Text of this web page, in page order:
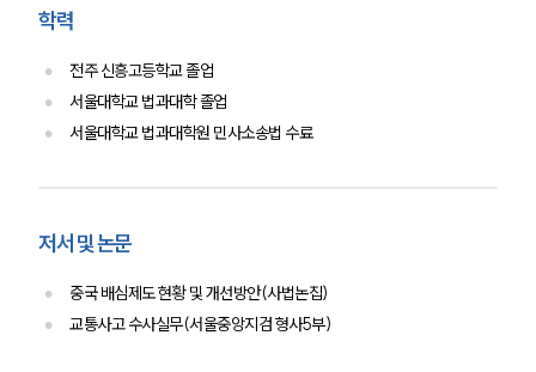
학력
전주 신흥고등학교 졸업
서울대학교 법과대학 졸업
서울대학교 법과대학원 민사소송법 수료
저서 및 논문
중국 배심제도 현황 및 개선방안(사법논집)
교통사고 수사실무(서울중앙지검 형사5부)